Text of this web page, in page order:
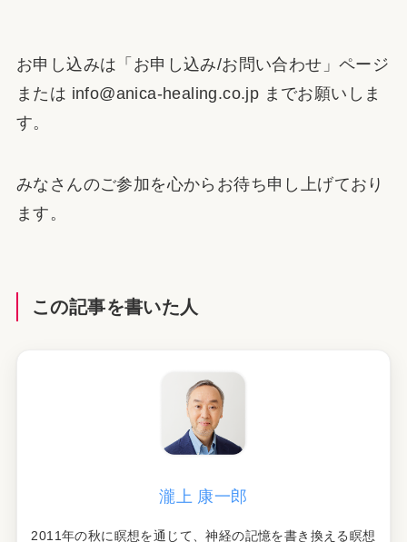
お申し込みは「お申し込み/お問い合わせ」ページ
または info@anica-healing.co.jp までお願いしま
す。
みなさんのご参加を心からお待ち申し上げており
ます。
この記事を書いた人
瀧上 康一郎
2011年の秋に瞑想を通じて、神経の記憶を書き換える瞑想